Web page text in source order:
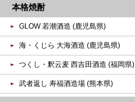
本格焼酎
GLOW 若潮酒造 (鹿児島県)
海・くじら 大海酒造 (鹿児島県)
つくし・釈云麦 西吉田酒造 (福岡県)
武者返し 寿福酒造場 (熊本県)